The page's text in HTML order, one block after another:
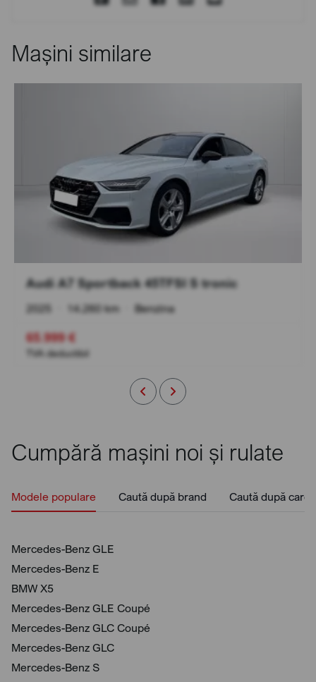
Mașini similare
Audi A7 Sportback 45TFSI S tronic
2025 14.260 km Benzina
65.999 €
TVA deductibil
Cumpără mașini noi și rulate
Modele populare Caută după brand Caută după
Mercedes-Benz GLE
Mercedes-Benz E
BMW X5
Mercedes-Benz GLE Coupé
Mercedes-Benz GLC Coupé
Mercedes-Benz GLC
Mercedes-Benz S